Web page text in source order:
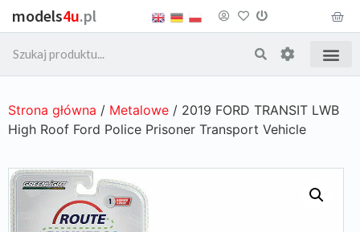
models4u.pl
Strona główna / Metalowe / 2019 FORD TRANSIT LWB
High Roof Ford Police Prisoner Transport Vehicle